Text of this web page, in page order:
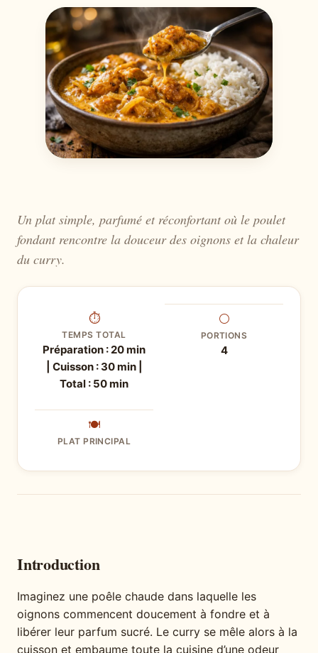
Un plat simple, parfumé et réconfortant où le poulet
fondant rencontre la douceur des oignons et la chaleur
du curry.
⏱
TEMPS TOTAL
Préparation : 20 min
| Cuisson : 30 min |
Total : 50 min
⚪
PORTIONS
4
🍽
PLAT PRINCIPAL
Introduction
Imaginez une poêle chaude dans laquelle les
oignons commencent doucement à fondre et à
libérer leur parfum sucré. Le curry se mêle alors à la
cuisson et embaume toute la cuisine d’une odeur